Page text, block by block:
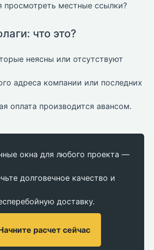
просмотреть местные ссылки?
что это?
неясны или отсутствуют
адреса компании или последних
оплата производится авансом.
окна для любого проекта —
долговечное качество и
доставку.
расчет сейчас